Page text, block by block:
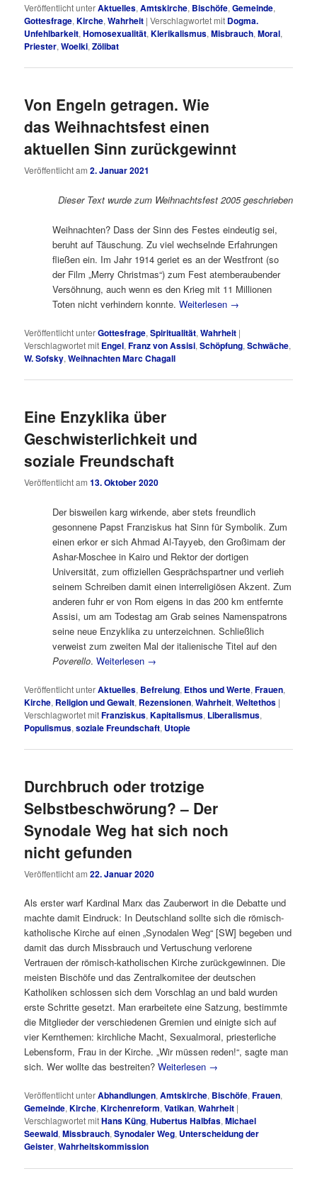
Veröffentlicht unterAktuelles,Amtskirche, Bischöfe,Gemeinde,
Gottesfrage,Kirche,Wahrheit |Verschlagwortet mit Dogma.
Unfehlbarkeit,Homosexualität,Klerikalismus,Misbrauch,Moral,
Priester,Woelki,Zölibat
Von Engeln getragen. Wie
das Weihnachtsfest einen
aktuellen Sinn zurückgewinnt
Veröffentlicht am2. Januar 2021
Dieser Text wurde zum Weihnachtsfest 2005 geschrieben
Weihnachten? Dass der Sinn des Festes eindeutig sei,
beruht auf Täuschung. Zu viel wechselnde Erfahrungen
fließen ein. Im Jahr 1914 geriet es an der Westfront (so
der Film „Merry Christmas“) zum Fest atemberaubender
Versöhnung, auch wenn es den Krieg mit 11 Millionen
Toten nicht verhindern konnte.Weiterlesen →
Veröffentlicht unterGottesfrage,Spiritualität,Wahrheit |
Verschlagwortet mit Engel,Franz von Assisi,Schöpfung,Schwäche,
W. Sofsky,Weihnachten Marc Chagall
Eine Enzyklika über
Geschwisterlichkeit und
soziale Freundschaft
Veröffentlicht am13. Oktober 2020
Der bisweilen karg wirkende, aber stets freundlich
gesonnene Papst Franziskus hat Sinn für Symbolik. Zum
einen erkor er sich Ahmad Al-Tayyeb, den Großimam der
Ashar-Moschee in Kairo und Rektor der dortigen
Universität, zum offiziellen Gesprächspartner und verlieh
seinem Schreiben damit einen interreligiösen Akzent. Zum
anderen fuhr er von Rom eigens in das 200 km entfernte
Assisi, um am Todestag am Grab seines Namenspatrons
seine neue Enzyklika zu unterzeichnen. Schließlich
verweist zum zweiten Mal der italienische Titel auf den
Poverello.Weiterlesen →
Veröffentlicht unterAktuelles, Befreiung, Ethos und Werte,Frauen,
Kirche, Religion und Gewalt, Rezensionen,Wahrheit,Weltethos |
Verschlagwortet mitFranziskus,Kapitalismus, Liberalismus,
Populismus,soziale Freundschaft, Utopie
Durchbruch oder trotzige
Selbstbeschwörung? – Der
Synodale Weg hat sich noch
nicht gefunden
Veröffentlicht am22. Januar 2020
Als erster warf Kardinal Marx das Zauberwort in die Debatte und
machte damit Eindruck: In Deutschland sollte sich die römisch-
katholische Kirche auf einen „Synodalen Weg“ [SW] begeben und
damit das durch Missbrauch und Vertuschung verlorene
Vertrauen der römisch-katholischen Kirche zurückgewinnen. Die
meisten Bischöfe und das Zentralkomitee der deutschen
Katholiken schlossen sich dem Vorschlag an und bald wurden
erste Schritte gesetzt. Man erarbeitete eine Satzung, bestimmte
die Mitglieder der verschiedenen Gremien und einigte sich auf
vier Kernthemen: kirchliche Macht, Sexualmoral, priesterliche
Lebensform, Frau in der Kirche. „Wir müssen reden!“, sagte man
sich. Wer wollte das bestreiten?Weiterlesen →
Veröffentlicht unterAbhandlungen,Amtskirche, Bischöfe,Frauen,
Gemeinde,Kirche,Kirchenreform,Vatikan,Wahrheit |
Verschlagwortet mitHans Küng,Hubertus Halbfas,Michael
Seewald,Missbrauch,Synodaler Weg, Unterscheidung der
Geister,Wahrheitskommission